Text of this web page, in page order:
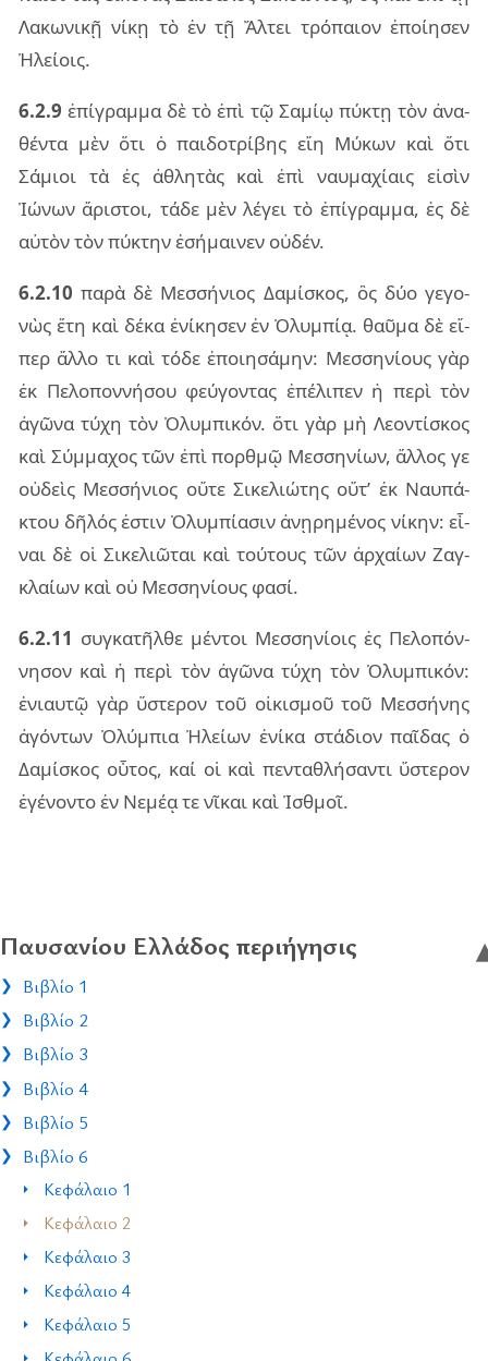
Λακω­νι­κῇ νίκῃ τὸ ἐν τῇ Ἄλτει τρό­παιον ἐποί­η­σεν
Ἠλεί­οις.
6.2.9 ἐπί­γραμ­μα δὲ τὸ ἐπὶ τῷ Σαμίῳ πύ­κτῃ τὸν ἀνα­
θέν­τα μὲν ὅτι ὁ παι­δο­τρί­βης εἴη Μύκων καὶ ὅτι
Σάμιοι τὰ ἐς ἀθλη­τὰς καὶ ἐπὶ ναυ­μα­χί­αις εἰ­σὶν
Ἰώνων ἄρι­στοι, τάδε μὲν λέ­γει τὸ ἐπί­γραμ­μα, ἐς δὲ
αὐ­τὸν τὸν πύ­κτην ἐσή­μαι­νεν οὐ­δέν.
6.2.10 παρὰ δὲ Μεσ­σή­νιος Δαμί­σκος, ὃς δύο γε­γο­
νὼς ἔτη καὶ δέκα ἐνί­κη­σεν ἐν Ὀλυμ­πίᾳ. θαῦ­μα δὲ εἴ­
περ ἄλλο τι καὶ τόδε ἐποι­η­σά­μην: Μεσ­ση­νί­ους γὰρ
ἐκ Πελο­πον­νή­σου φεύ­γον­τας ἐπέ­λι­πεν ἡ περὶ τὸν
ἀγῶ­να τύχη τὸν Ὀλυμ­πι­κόν. ὅτι γὰρ μὴ Λεον­τί­σκος
καὶ Σύμ­μα­χος τῶν ἐπὶ πορ­θμῷ Μεσ­ση­νί­ων, ἄλ­λος γε
οὐ­δεὶς Μεσ­σή­νιος οὔτε Σικε­λιώ­της οὔτ’ ἐκ Ναυ­πά­
κτου δῆ­λός ἐστιν Ὀλυμ­πί­α­σιν ἀνῃ­ρη­μέ­νος νί­κην: εἶ­
ναι δὲ οἱ Σικε­λιῶ­ται καὶ τού­τους τῶν ἀρ­χαί­ων Ζαγ­
κλαί­ων καὶ οὐ Μεσ­ση­νί­ους φασί.
6.2.11 συγ­κα­τῆλ­θε μέν­τοι Μεσ­ση­νί­οις ἐς Πελο­πόν­
νη­σον καὶ ἡ περὶ τὸν ἀγῶ­να τύχη τὸν Ὀλυμ­πι­κόν:
ἐνιαυ­τῷ γὰρ ὕστε­ρον τοῦ οἰ­κι­σμοῦ τοῦ Μεσ­σή­νης
ἀγόν­των Ὀλύμ­πια Ἠλεί­ων ἐνί­κα στά­διον παῖ­δας ὁ
Δαμί­σκος οὗ­τος, καί οἱ καὶ πεν­τα­θλή­σαν­τι ὕστε­ρον
ἐγέ­νον­το ἐν Νεμέᾳ τε νῖ­και καὶ Ἰσθμοῖ.
Παυσανίου Ελλάδος περιήγησις
Βιβλίο 1
Βιβλίο 2
Βιβλίο 3
Βιβλίο 4
Βιβλίο 5
Βιβλίο 6
Κεφάλαιο 1
Κεφάλαιο 2
Κεφάλαιο 3
Κεφάλαιο 4
Κεφάλαιο 5